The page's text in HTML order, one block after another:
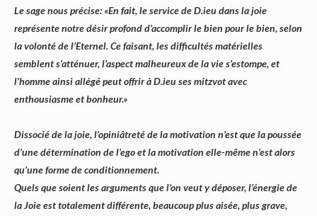
Le sage nous précise: «En fait, le service de D.ieu dans la joie
représente notre désir profond d’accomplir le bien pour le bien, selon
la volonté de l’Eternel. Ce faisant, les difficultés matérielles
semblent s’atténuer, l’aspect malheureux de la vie s’estompe, et
l’homme ainsi allégé peut offrir à D.ieu ses mitzvot avec
enthousiasme et bonheur.»
Dissocié de la joie, l’opiniâtreté de la motivation n’est que la poussée
d’une détermination de l’ego et la motivation elle-même n’est alors
qu’une forme de conditionnement.
Quels que soient les arguments que l’on veut y déposer, l’énergie de
la Joie est totalement différente, beaucoup plus aisée, plus grave,